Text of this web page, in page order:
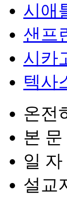
시애
샌프
시카
텍사
온전
본 문
일 자
설교